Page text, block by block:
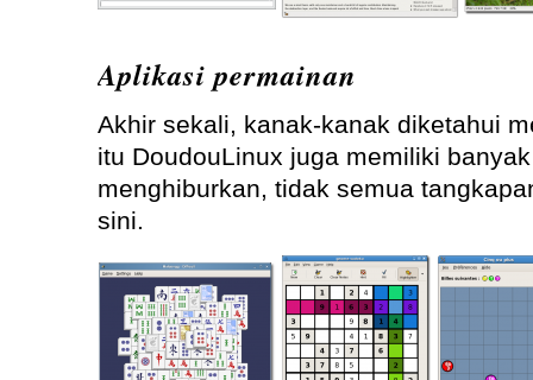
Aplikasi permainan
Akhir sekali, kanak-kanak diketahui
itu DoudouLinux juga memiliki
menghiburkan, tidak semua
sini.